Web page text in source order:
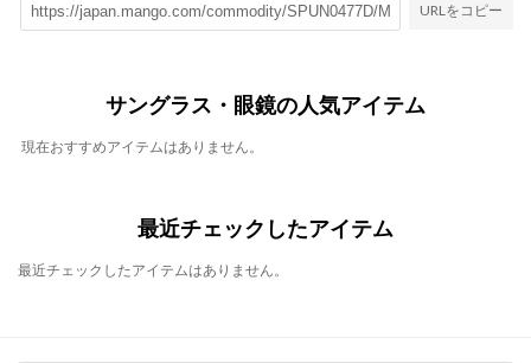
URLをコピー
サングラス・眼鏡の人気アイテム
現在おすすめアイテムはありません。
最近チェックしたアイテム
最近チェックしたアイテムはありません。